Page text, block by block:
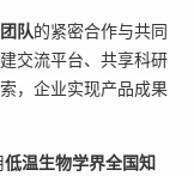
队的紧密合作与共同
交流平台、共享科研
，企业实现产品成果
低温生物学界全国知